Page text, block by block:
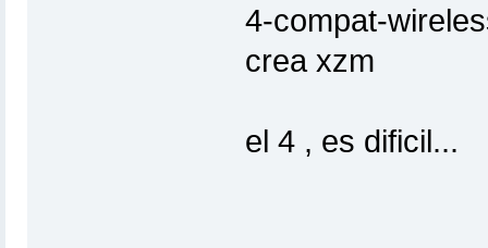
4-compat-
crea xzm
el 4 , es dificil...